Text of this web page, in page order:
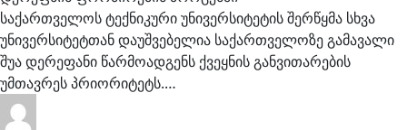
საქართველოს ტექნიკური უნივერსიტეტის შერწყმა სხვა
უნივერსიტეტთან დაუშვებელია საქართველოზე გამავალი
შუა დერეფანი წარმოადგენს ქვეყნის განვითარების
უმთავრეს პრიორიტეტს.…